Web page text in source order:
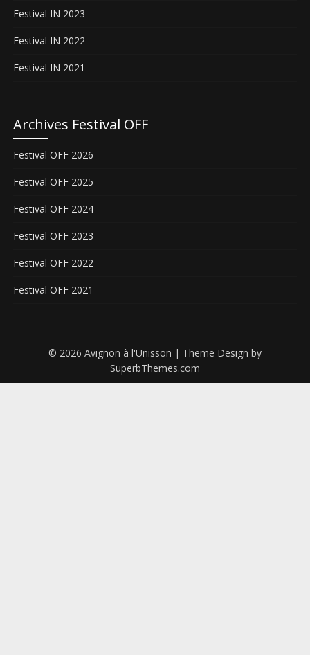
Festival IN 2023
Festival IN 2022
Festival IN 2021
Archives Festival OFF
Festival OFF 2026
Festival OFF 2025
Festival OFF 2024
Festival OFF 2023
Festival OFF 2022
Festival OFF 2021
© 2026 Avignon à l'Unisson | Theme Design by
SuperbThemes.com